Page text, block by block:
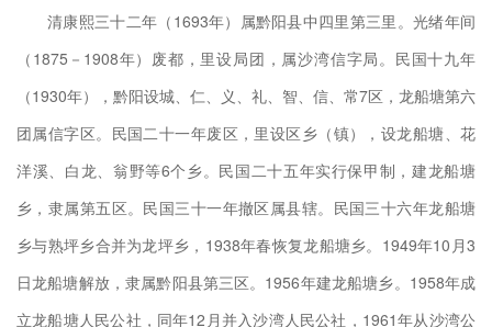
清康熙三十二年（1693年）属黔阳县中四里第三里。光绪年间
（1875－1908年）废都，里设局团，属沙湾信字局。民国十九年
（1930年），黔阳设城、仁、义、礼、智、信、常7区，龙船塘第六
团属信字区。民国二十一年废区，里设区乡（镇），设龙船塘、花
洋溪、白龙、翁野等6个乡。民国二十五年实行保甲制，建龙船塘
乡，隶属第五区。民国三十一年撤区属县辖。民国三十六年龙船塘
乡与熟坪乡合并为龙坪乡，1938年春恢复龙船塘乡。1949年10月3
日龙船塘解放，隶属黔阳县第三区。1956年建龙船塘乡。1958年成
立龙船塘人民公社，同年12月并入沙湾人民公社，1961年从沙湾公